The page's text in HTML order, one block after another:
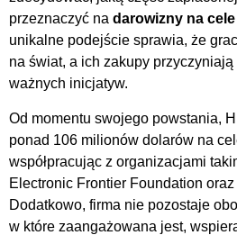
przeznaczyć na darowizny na
unikalne podejście sprawia, że
na świat, a ich zakupy
ważnych inicjatyw.
Od momentu swojego powstania,
ponad 106 milionów dolarów na
współpracując z organizacjami
Electronic Frontier Foundation oraz
Dodatkowo, firma nie pozostaje
w które zaangażowana jest,